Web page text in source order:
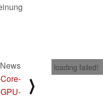
loading failed!
⟩